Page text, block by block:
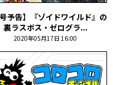
号予告】『ゾイドワイルド』の
裏ラスボス・ゼログラ...
2020年05月17日 16:00